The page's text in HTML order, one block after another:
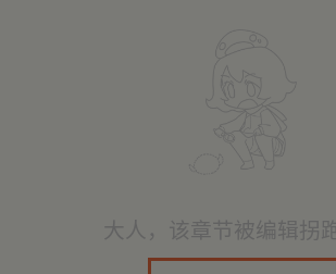
大人，该章节被编辑拐